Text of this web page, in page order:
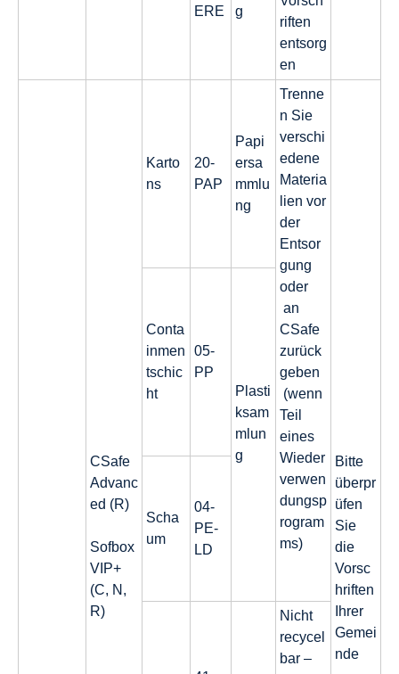
ERE
g
riften
entsorg
en
CSafe
Advanc
ed (R)
Sofbox
VIP+
(C, N,
R)
Karto
ns
20-
PAP
Papi
ersa
mmlu
ng
Trenne
n Sie
verschi
edene
Materia
lien vor
der
Entsor
gung
oder
an
CSafe
zurück
geben
(wenn
Teil
eines
Wieder
verwen
dungsp
rogram
ms)
Bitte
überpr
üfen
Sie
die
Vorsc
hriften
Ihrer
Gemei
nde
Conta
inmen
tschic
ht
05-
PP
Plasti
ksam
mlun
g
Scha
um
04-
PE-
LD
Nicht
recycel
bar –